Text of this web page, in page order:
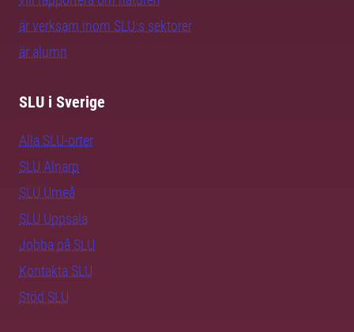
är verksam inom SLU:s sektorer
är alumn
SLU i Sverige
Alla SLU-orter
SLU Alnarp
SLU Umeå
SLU Uppsala
Jobba på SLU
Kontakta SLU
Stöd SLU